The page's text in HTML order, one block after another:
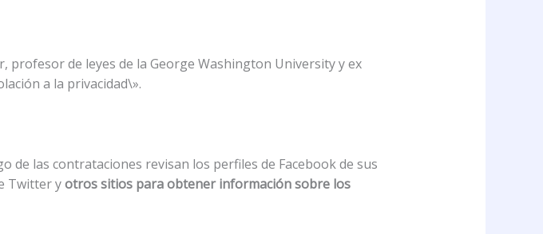
profesor de leyes de la George Washington University y ex
a la privacidad\».
de las contrataciones revisan los perfiles de Facebook de sus
Twitter yotros sitios para obtener información sobre los